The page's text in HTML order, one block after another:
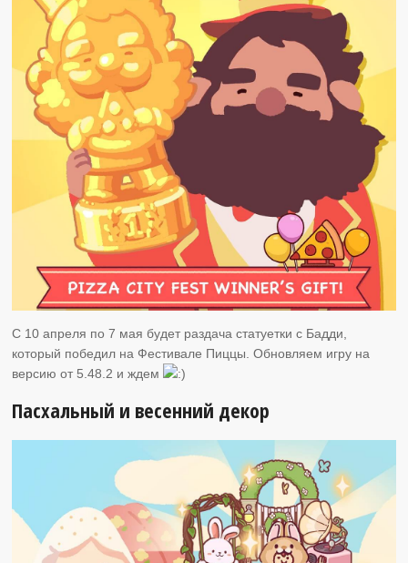
C 10 апреля по 7 мая будет раздача статуетки с Бадди,
который победил на Фестивале Пиццы. Обновляем игру на
версию от 5.48.2 и ждем
Пасхальный и весенний декор